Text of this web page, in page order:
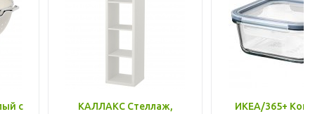
с
КАЛЛАКС Стеллаж,
ИКЕА/365+